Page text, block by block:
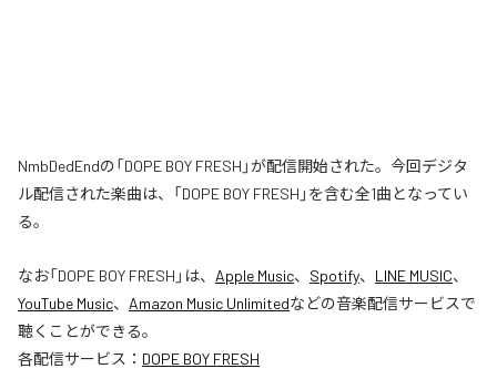
NmbDedEndの「DOPE BOY FRESH」が配信開始された。今回デジタ
ル配信された楽曲は、「DOPE BOY FRESH」を含む全1曲となってい
る。
なお「DOPE BOY FRESH 」は、 Apple Music、 Spotify、 LINE MUSIC、
YouTube Music、 Amazon Music Unlimitedなどの音楽配信サービスで
聴くことができる。
各配信サービス： DOPE BOY FRESH